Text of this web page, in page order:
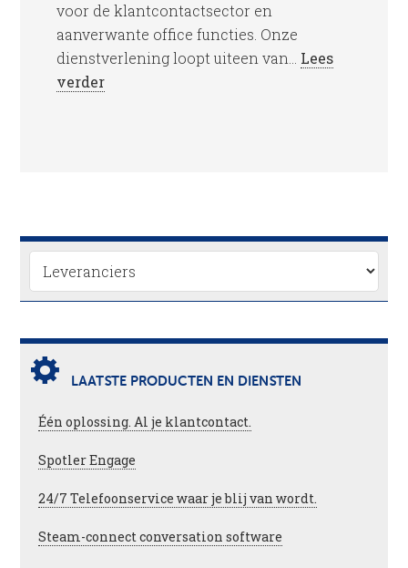
voor de klantcontactsector en
aanverwante office functies. Onze
dienstverlening loopt uiteen van... Lees
verder
LAATSTE PRODUCTEN EN DIENSTEN
Één oplossing. Al je klantcontact.
Spotler Engage
24/7 Telefoonservice waar je blij van wordt.
Steam-connect conversation software